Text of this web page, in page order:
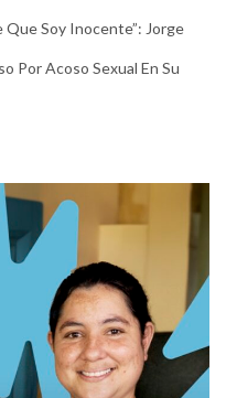
Que Soy Inocente”: Jorge
Por Acoso Sexual En Su